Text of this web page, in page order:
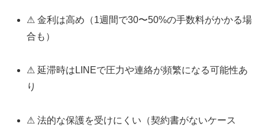
⚠ 金利は高め（1週間で30〜50%の手数料がかかる場
合も）
⚠ 延滞時はLINEで圧力や連絡が頻繁になる可能性あ
り
⚠ 法的な保護を受けにくい（契約書がないケース